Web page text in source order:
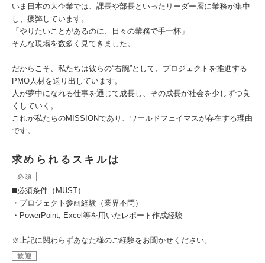
いま日本の大企業では、課長や部長といったリーダー層に業務が集中
し、疲弊しています。
「やりたいことがあるのに、日々の業務で手一杯」
そんな現場を数多く見てきました。
だからこそ、私たちは彼らの“右腕”として、プロジェクトを推進する
PMO人材を送り出しています。
人が夢中になれる仕事を通じて成長し、その成長が社会を少しずつ良
くしていく。
これが私たちのMISSIONであり、ワールドフェイマスが存在する理由
です。
求められるスキルは
必須
◼️必須条件（MUST）
・プロジェクト参画経験（業界不問）
・PowerPoint, Excel等を用いたレポート作成経験
※上記に関わらずあなた様のご経験をお聞かせください。
歓迎